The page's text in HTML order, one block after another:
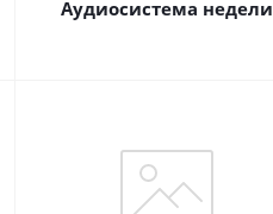
Аудиосистема недели